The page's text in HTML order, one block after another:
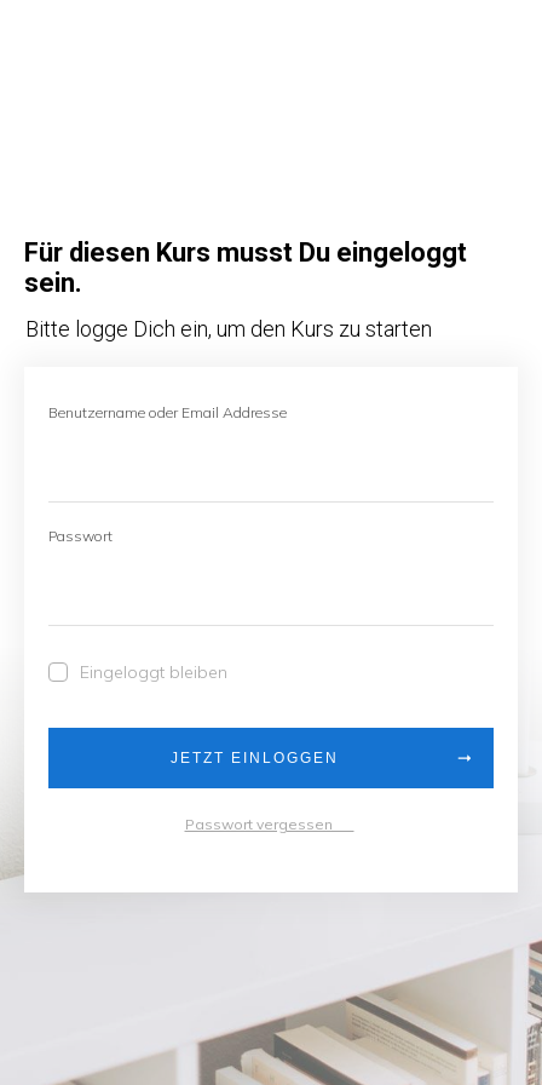
Für diesen Kurs musst Du eingeloggt
sein.
Bitte logge Dich ein, um den Kurs zu starten
Benutzername oder Email Addresse
Passwort
Eingeloggt bleiben
JETZT EINLOGGEN
Passwort vergessen